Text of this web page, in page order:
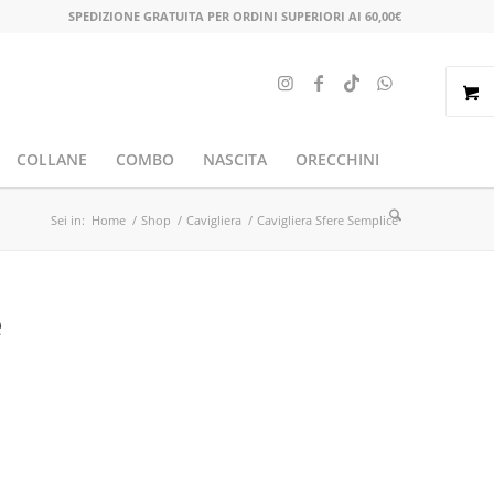
SPEDIZIONE GRATUITA PER ORDINI SUPERIORI AI 60,00€
COLLANE COMBO NASCITA ORECCHINI
Sei in: Home / Shop / Cavigliera / Cavigliera Sfere Semplice